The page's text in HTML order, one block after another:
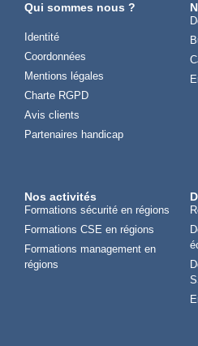
Qui sommes nous ?
Identité
Coordonnées
Mentions légales
Charte RGPD
Avis clients
Partenaires handicap
Nos activités
Formations sécurité en régions
Formations CSE en régions
Formations management en
régions